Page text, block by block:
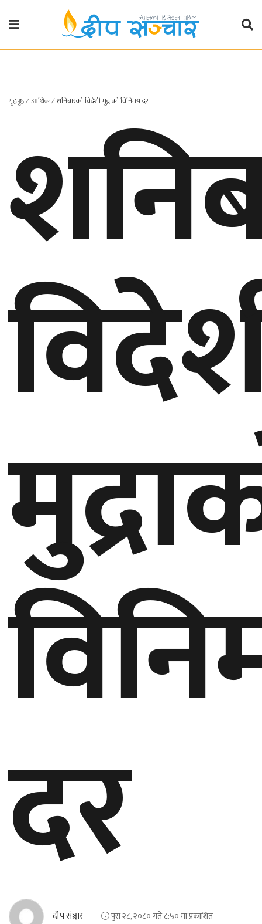
गृहपृष्ठ
प्रदेश
प्रदेश
२
बाग्मती
प्रदेश
प्रदेश
५
सुदूरपश्चिम
विचार
खेलकुद
घुमफिर
कला/
साहित्य
यूरोप
बेलायत
जापान
गृहपृष्ठ∕आर्थिक∕शनिबारको विदेशी मुद्राको विनिमय दर
दर
दीप संञ्चार पुस २८, २०८० गते ८:५० मा प्रकाशित